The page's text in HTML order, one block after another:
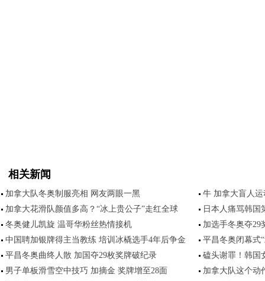
相关新闻
加拿大队冬奥制服亮相 网友两眼一黑
牛 加拿大盲人
加拿大花滑队颜值多高？“冰上贵公子”走红全球
日本人痛骂韩国
冬奥健儿凯旋 温哥华粉丝热情接机
加选手冬奥夺29
中国聘加银牌得主当教练 培训冰橇选手4年后争金
平昌冬奥闭幕式
平昌冬奥曲终人散 加国夺29枚奖牌破纪录
磕头谢罪！韩国
男子单板滑雪空中技巧 加摘金 奖牌增至28面
加拿大队这个动